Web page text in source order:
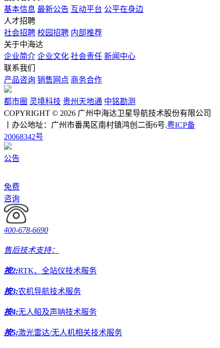
基本信息 最新公告 互动平台 公平在身边
人才招聘
社会招聘 校园招聘 内部推荐
关于中海达
企业简介 企业文化 社会责任 新闻中心
联系我们
产品咨询 销售网点 商务合作
都市圈 灵境科技 贵州天地通 中铭勘测
COPYRIGHT © 2026 广州中海达卫星导航技术股份有限公司
丨办公地址：广州市番禺区南村镇鸿创二街6号.粤ICP备
20068342号
公告
免费
咨询
400-678-6690
售后技术支持：
按2:RTK、全站仪技术服务
按3:农机导航技术服务
按4:无人船及声呐技术服务
按5:激光雷达/无人机相关技术服务